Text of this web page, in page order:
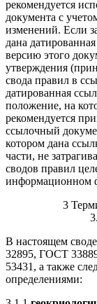
рекомендуется
документа с
изменений. Если
дана
версию этого
утверждения
свода правил в
датированная
положение, на
рекомендуется
ссылочный
котором дана
части, не
сводов правил
информационном
3
В настоящем
32895, ГОСТ
53431, а также
определениями: